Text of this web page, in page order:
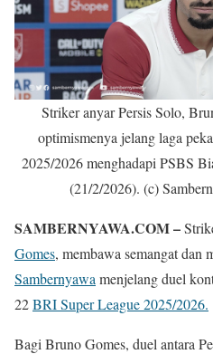
Striker anyar Persis Solo,
optimismenya jelang laga
2025/2026 menghadapi PSBS
(21/2/2026). (c)
SAMBERNYAWA.COM –
Gomes, membawa semangat dan
Sambernyawa menjelang duel
22BRI Super League 2025/2026.
Bagi Bruno Gomes, duel antara